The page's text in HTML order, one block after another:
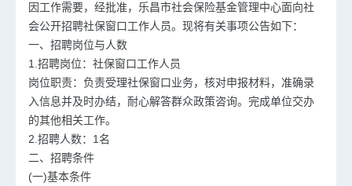
因工作需要，经批准，乐昌市社会保险基金管理中心面向社
会公开招聘社保窗口工作人员。现将有关事项公告如下：
一、招聘岗位与人数
1.招聘岗位：社保窗口工作人员
岗位职责：负责受理社保窗口业务，核对申报材料，准确录
入信息并及时办结，耐心解答群众政策咨询。完成单位交办
的其他相关工作。
2.招聘人数：1名
二、招聘条件
(一)基本条件